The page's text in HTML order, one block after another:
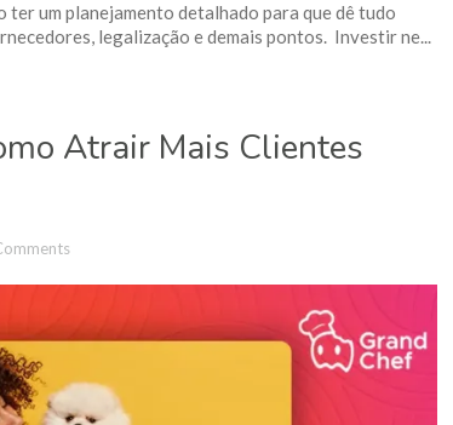
um planejamento detalhado para que dê tudo
legalização e demais pontos. Investir ne...
Atrair Mais Clientes